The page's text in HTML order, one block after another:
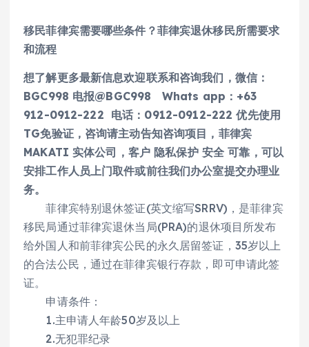
移民菲律宾需要哪些条件？菲律宾退休移民所需要求
和流程
想了解更多最新信息欢迎联系和咨询我们，微信：
BGC998 电报@BGC998 Whats app：+63
912-0912-222 电话：0912-0912-222 优先使用
TG免验证，咨询请主动告知咨询项目，菲律宾
MAKATI 实体公司，客户 隐私保护 安全 可靠，可以
安排工作人员上门取件或前往我们办公室提交办理业
务。
菲律宾特别退休签证(英文缩写SRRV)，是菲律宾
移民局通过菲律宾退休当局(PRA)的退休项目所发布
给外国人和前菲律宾公民的永久居留签证，35岁以上
的合法公民，通过在菲律宾银行存款，即可申请此签
证。
申请条件：
1.主申请人年龄50岁及以上
2.无犯罪纪录